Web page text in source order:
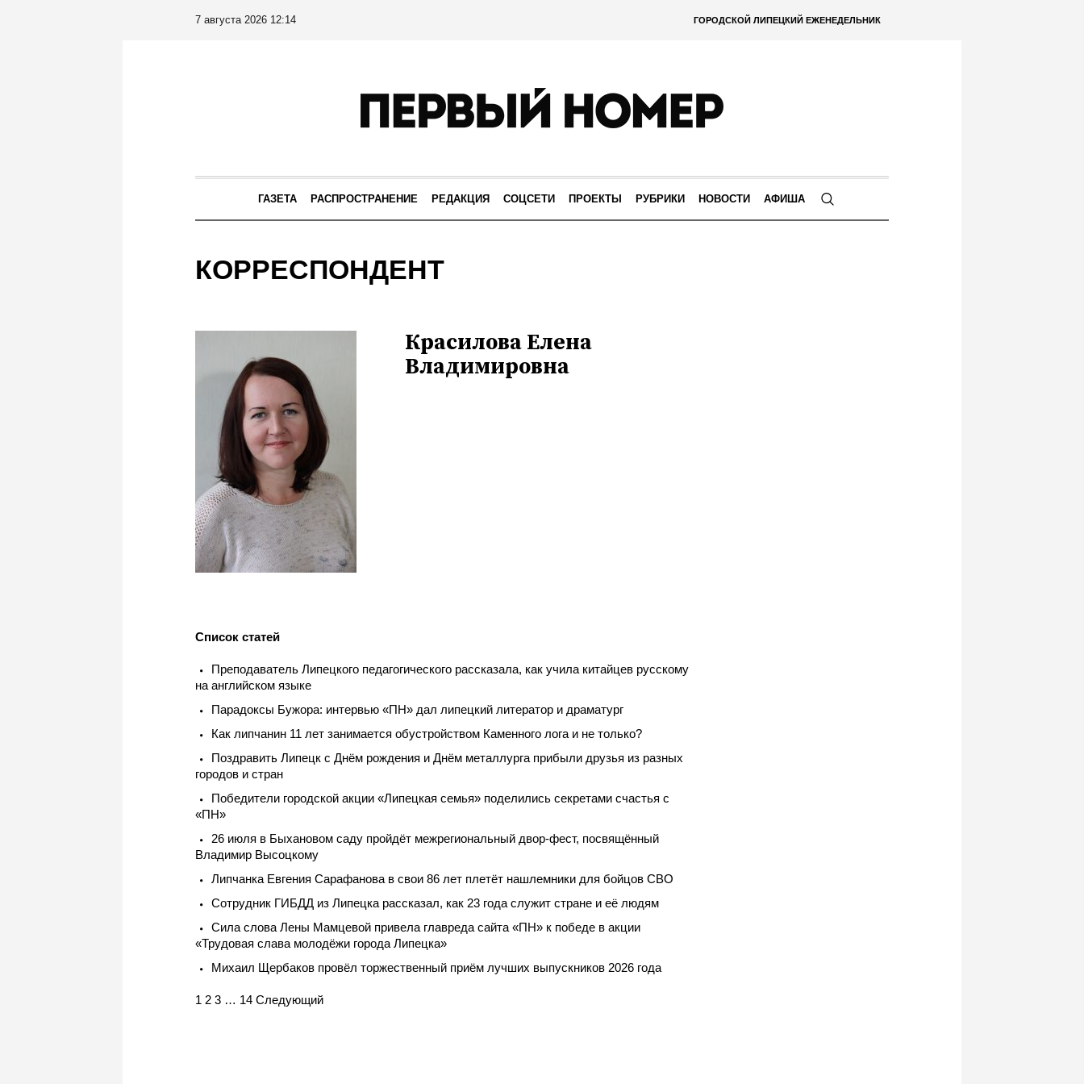
ГОРОДСКОЙ ЛИПЕЦКИЙ ЕЖЕНЕДЕЛЬНИК
7 августа 2026 12:14
ГАЗЕТА РАСПРОСТРАНЕНИЕ РЕДАКЦИЯ СОЦСЕТИ ПРОЕКТЫ РУБРИКИ НОВОСТИ АФИША
КОРРЕСПОНДЕНТ
Красилова Елена
Владимировна
Список статей
Преподаватель Липецкого педагогического рассказала, как учила китайцев русскому
на английском языке
Парадоксы Бужора: интервью «ПН» дал липецкий литератор и драматург
Как липчанин 11 лет занимается обустройством Каменного лога и не только?
Поздравить Липецк с Днём рождения и Днём металлурга прибыли друзья из разных
городов и стран
Победители городской акции «Липецкая семья» поделились секретами счастья с
«ПН»
26 июля в Быхановом саду пройдёт межрегиональный двор-фест, посвящённый
Владимир Высоцкому
Липчанка Евгения Сарафанова в свои 86 лет плетёт нашлемники для бойцов СВО
Сотрудник ГИБДД из Липецка рассказал, как 23 года служит стране и её людям
Сила слова Лены Мамцевой привела главреда сайта «ПН» к победе в акции
«Трудовая слава молодёжи города Липецка»
Михаил Щербаков провёл торжественный приём лучших выпускников 2026 года
Navigation
1 2 3 … 14 Следующий